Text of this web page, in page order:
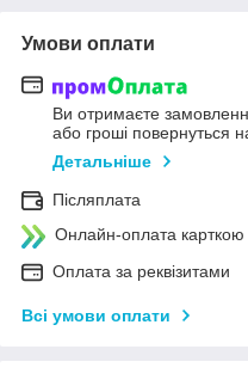
Умови оплати
Ви отримаєте
або гроші повернуться
Детальніше
Післяплата
Онлайн-оплата
Оплата за реквізитами
Всі умови оплати